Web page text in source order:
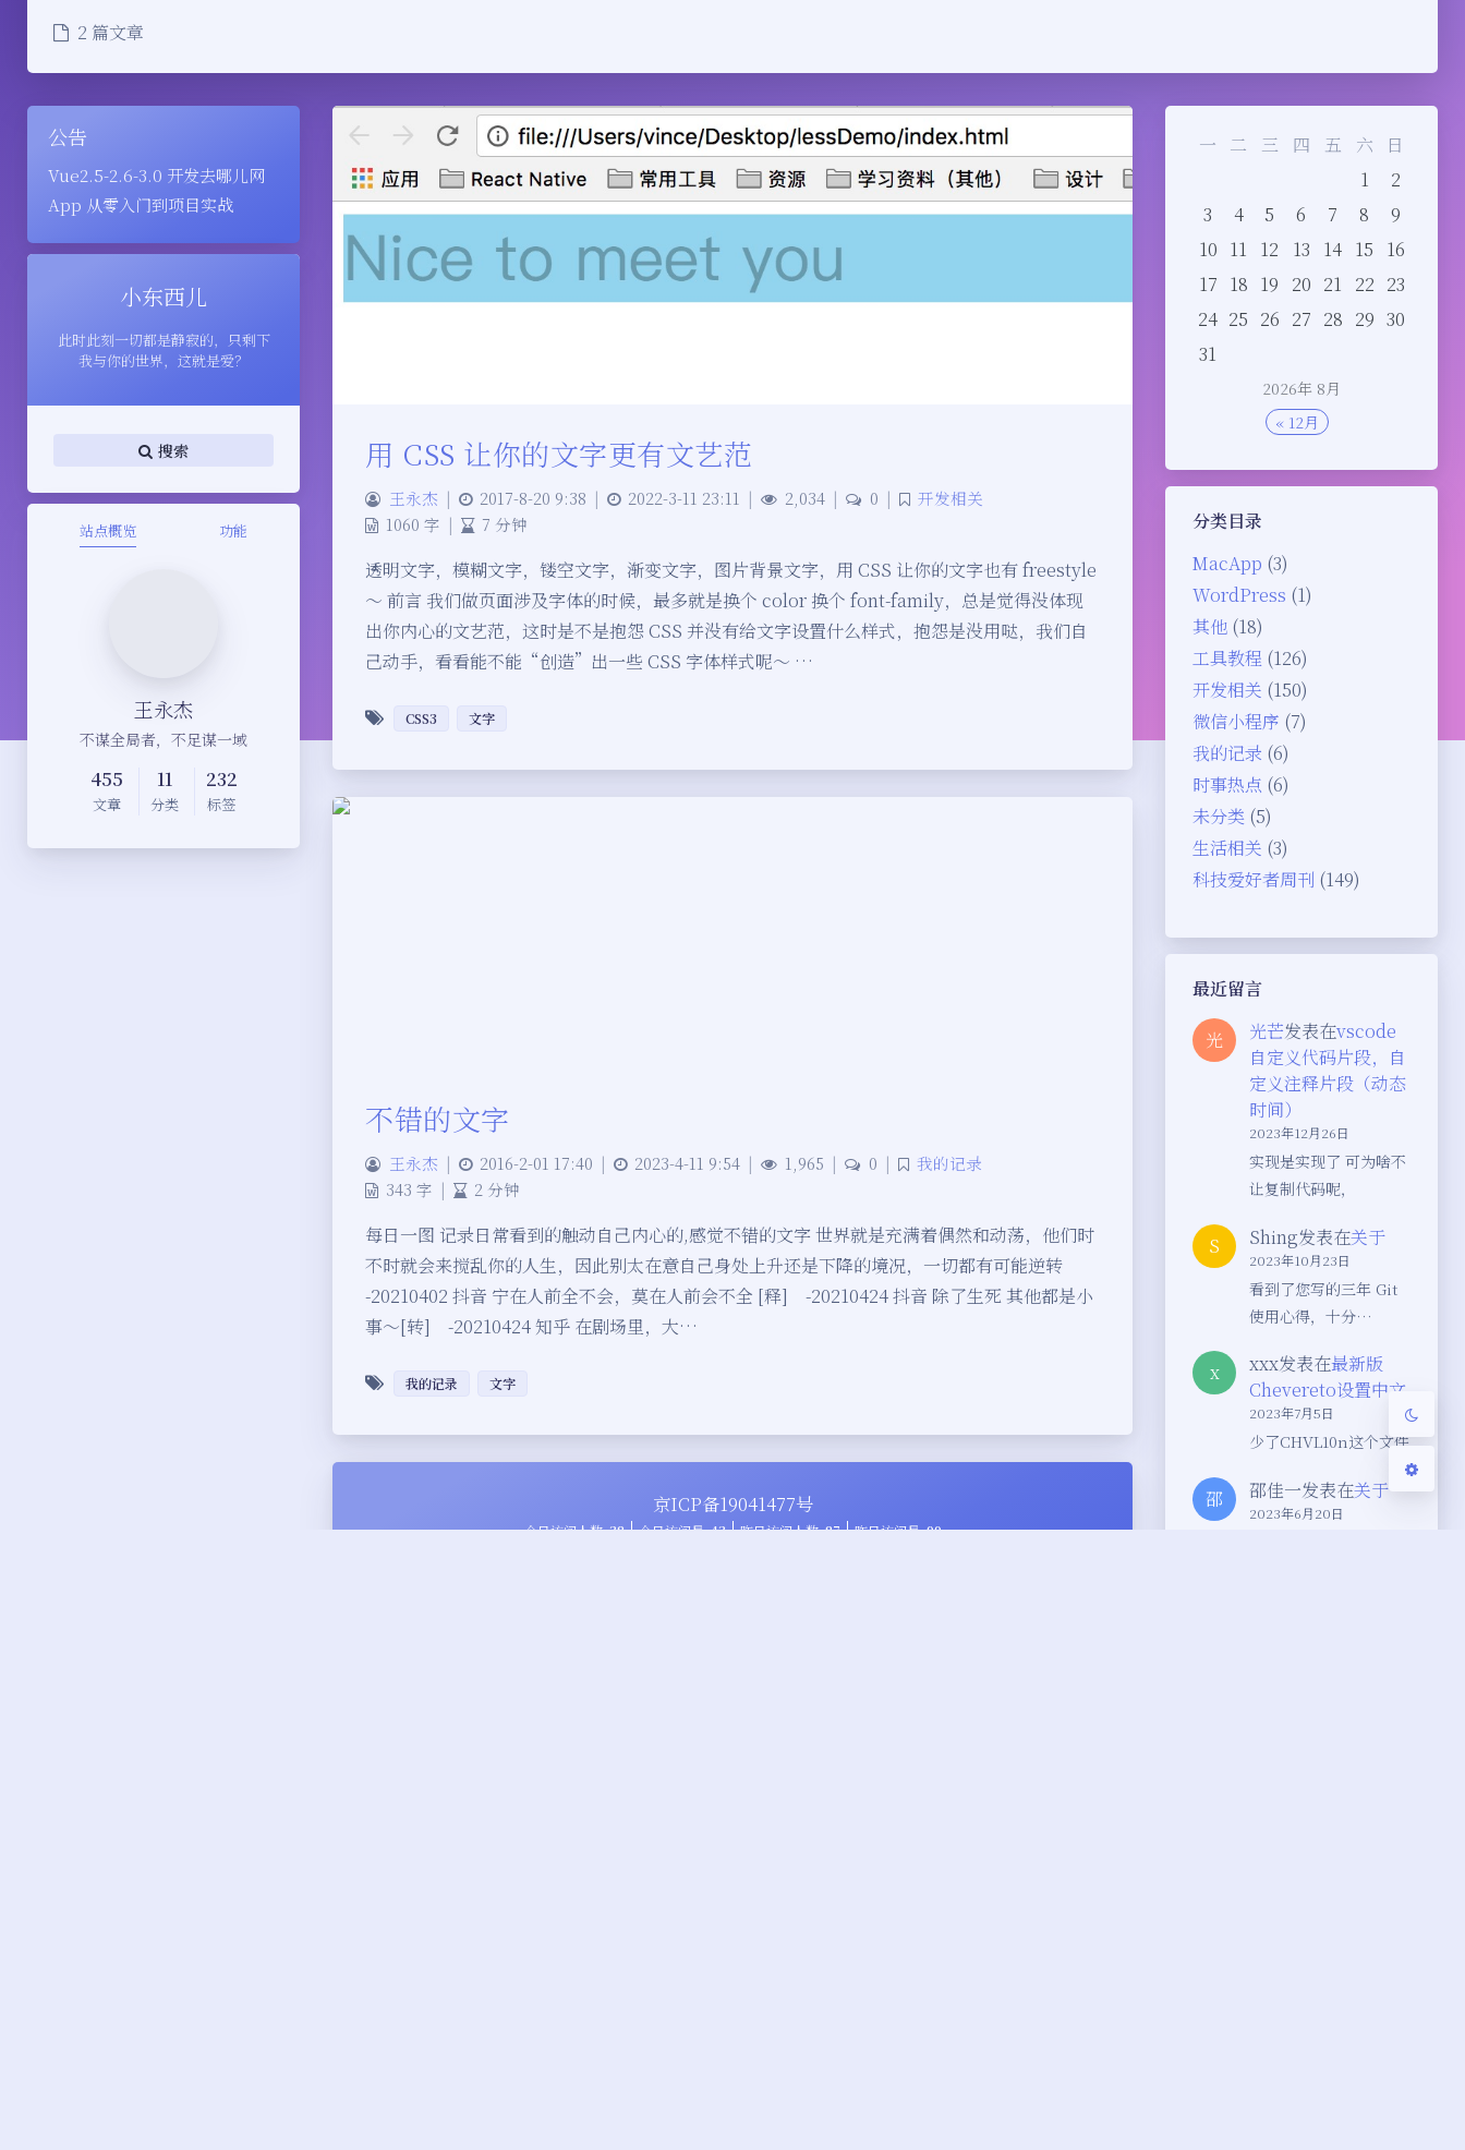
浅阴影 深阴影
暗化 灰度
2 篇文章
公告
Vue2.5-2.6-3.0 开发去哪儿网
App 从零入门到项目实战
小东西儿
此时此刻一切都是静寂的，只剩下
我与你的世界，这就是爱？
搜索
站点概览 功能
王永杰
不谋全局者，不足谋一域
455
文章
11
分类
232
标签
2026年 8月
一 二 三 四 五 六
日
1
2
3
4 5 6 7 8
9
10 11 12 13 14 15
16
17 18 19 20 21 22 23
24 25 26 27 28 29 30
31
« 12月
分类目录
MacApp (3)
WordPress (1)
其他 (18)
工具教程 (126)
开发相关 (150)
微信小程序 (7)
我的记录 (6)
时事热点 (6)
未分类 (5)
生活相关 (3)
科技爱好者周刊 (149)
最近留言
光 光芒发表在vscode
自定义代码片段，自
定义注释片段（动态
时间）
2023年12月26日
实现是实现了 可为啥不
让复制代码呢，
S Shing发表在关于
2023年10月23日
看到了您写的三年 Git
使用心得，十分…
x xxx发表在最新版
Chevereto设置中文
2023年7月5日
少了CHVL10n这个文件
邵 邵佳一发表在关于
2023年6月20日
用 CSS 让你的文字更有文艺范
王永杰 | 2017-8-20 9:38 | 2022-3-11 23:11 | 2,034 | 0 |
开发相关
1060 字 | 7 分钟
透明文字，模糊文字，镂空文字，渐变文字，图片背景文字，用 CSS 让你的文字也有 freestyle
～ 前言 我们做页面涉及字体的时候，最多就是换个 color 换个 font-family，总是觉得没体现
出你内心的文艺范，这时是不是抱怨 CSS 并没有给文字设置什么样式，抱怨是没用哒，我们自
己动手，看看能不能“创造”出一些 CSS 字体样式呢～ …
CSS3 文字
不错的文字
王永杰 | 2016-2-01 17:40 | 2023-4-11 9:54 | 1,965 | 0 |
我的记录
343 字 | 2 分钟
每日一图 记录日常看到的触动自己内心的,感觉不错的文字 世界就是充满着偶然和动荡，他们时
不时就会来搅乱你的人生，因此别太在意自己身处上升还是下降的境况，一切都有可能逆转
-20210402 抖音 宁在人前全不会，莫在人前会不全 [释] -20210424 抖音 除了生死 其他都是小
事～[转] -20210424 知乎 在剧场里，大…
我的记录 文字
京ICP备19041477号
今日访问人数 38 今日访问量 43 昨日访问人数 87 昨日访问量 99